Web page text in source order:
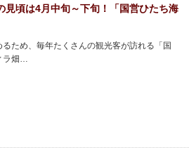
見頃は4月中旬～下旬！「国営ひたち海
ため、毎年たくさんの観光客が訪れる「国
ラ畑…